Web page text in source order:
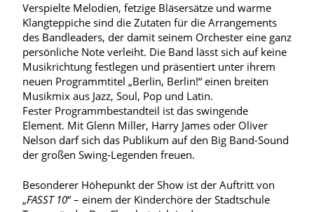
Verspielte Melodien, fetzige Bläsersätze und warme
Klangteppiche sind die Zutaten für die Arrangements
des Bandleaders, der damit seinem Orchester eine ganz
persönliche Note verleiht. Die Band lässt sich auf keine
Musikrichtung festlegen und präsentiert unter ihrem
neuen Programmtitel „Berlin, Berlin!“ einen breiten
Musikmix aus Jazz, Soul, Pop und Latin.
Fester Programmbestandteil ist das swingende
Element. Mit Glenn Miller, Harry James oder Oliver
Nelson darf sich das Publikum auf den Big Band-Sound
der großen Swing-Legenden freuen.
Besonderer Höhepunkt der Show ist der Auftritt von
„FASST 10“ – einem der Kinderchöre der Stadtschule